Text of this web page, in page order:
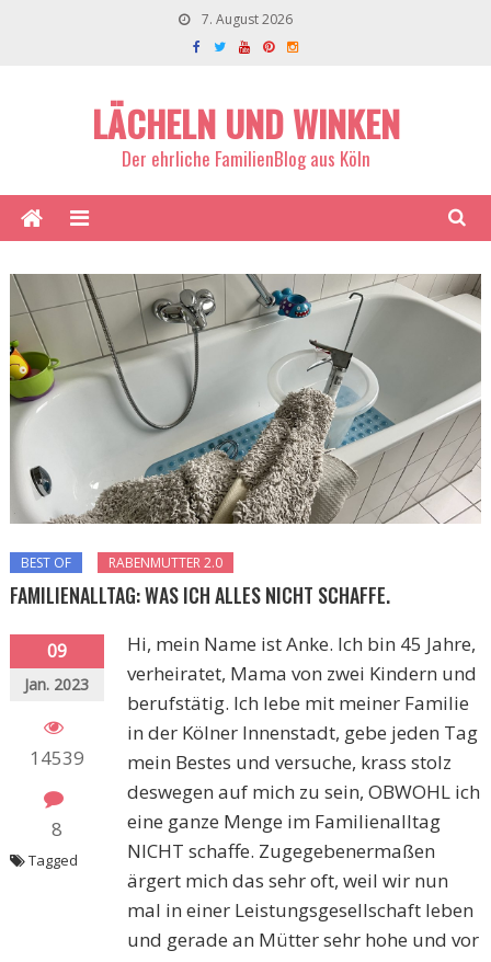
7. August 2026
LÄCHELN UND WINKEN
Der ehrliche FamilienBlog aus Köln
BEST OF RABENMUTTER 2.0
FAMILIENALLTAG: WAS ICH ALLES NICHT SCHAFFE.
09
Jan. 2023
14539
8
Hi, mein Name ist Anke. Ich bin 45 Jahre,
verheiratet, Mama von zwei Kindern und
berufstätig. Ich lebe mit meiner Familie
in der Kölner Innenstadt, gebe jeden Tag
mein Bestes und versuche, krass stolz
deswegen auf mich zu sein, OBWOHL ich
eine ganze Menge im Familienalltag
NICHT schaffe. Zugegebenermaßen
ärgert mich das sehr oft, weil wir nun
mal in einer Leistungsgesellschaft leben
und gerade an Mütter sehr hohe und vor
Tagged